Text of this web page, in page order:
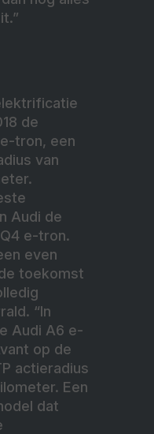
de
tron, een
van
Audi de
e-tron.
even
toekomst
“In
Audi A6 e-
op de
actieradius
Een
dat